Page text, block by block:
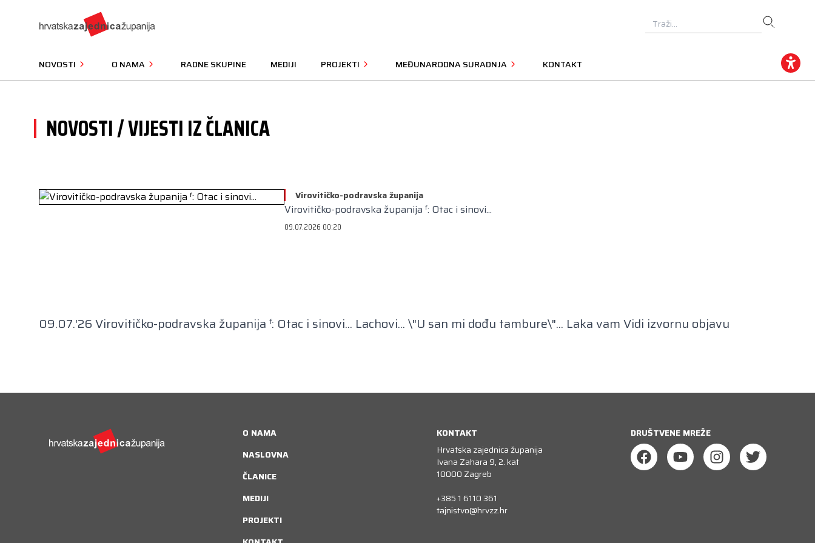
NOVOSTI O NAMA RADNE SKUPINE MEDIJI PROJEKTI MEĐUNARODNA SURADNJA KONTAKT
NOVOSTI / VIJESTI IZ ČLANICA
Virovitičko-podravska županija
Virovitičko-podravska županija ᶠ: Otac i sinovi...
09.07.2026 00:20
09.07.'26 Virovitičko-podravska županija ᶠ: Otac i sinovi... Lachovi... \"U san mi dođu tambure\"... Laka vamVidi izvornu objavu
O NAMA
NASLOVNA
ČLANICE
MEDIJI
PROJEKTI
KONTAKT
Hrvatska zajednica županija
Ivana Zahara 9, 2. kat
10000 Zagreb
+385 1 6110 361
tajnistvo@hrvzz.hr
DRUŠTVENE MREŽE